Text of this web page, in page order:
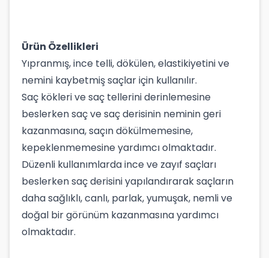
Ürün Özellikleri
Yıpranmış, ince telli, dökülen, elastikiyetini ve
nemini kaybetmiş saçlar için kullanılır.
Saç kökleri ve saç tellerini derinlemesine
beslerken saç ve saç derisinin neminin geri
kazanmasına, saçın dökülmemesine,
kepeklenmemesine yardımcı olmaktadır.
Düzenli kullanımlarda ince ve zayıf saçları
beslerken saç derisini yapılandırarak saçların
daha sağlıklı, canlı, parlak, yumuşak, nemli ve
doğal bir görünüm kazanmasına yardımcı
olmaktadır.